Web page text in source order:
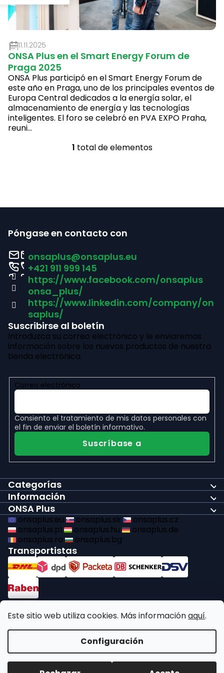
Este sitio web utiliza cookies. Más informaciónaquí.
Configuración
e
a
r
t
í
c
u
l
ONSA Plus en el Smart Energy Forum de
Praga 2025
11.11.2025
ONSA Plus participó en el Smart Energy Forum de
este año en Praga, uno de los principales eventos de
Europa Central dedicados a la energía solar, el
almacenamiento de energía y las tecnologías
inteligentes. El foro se celebró en PVA EXPO Praha,
reuni...
C
o
e
s
d
e
i
a
o
1 total de elementos
á
g
Póngase en contacto con
onsaplus@onsaplus.eu
+421 911 999 145
https://www.facebook.com/onsaplus
onsa_plus/
https://www.linkedin.com/company/on
saplus/
Suscribirse al boletín
Introduzca su correo electrónico y le enviaremos
información sobre los nuevos productos de nuestra
tienda electrónica.
Correo electrónico
Consiento el tratamiento de mis datos personales con
el fin de enviar el boletín informativo.
Suscríbase a
Categorías
Información
ONSA Plus
onsaplus.eu onsaplus.sk
onsaplus.cz
onsaplus.pl
onsaplus.hu
onsaplus.de
onsaplus.ro
onsaplus.bg
Transportistas
Pagos
Copyright 2026ONSA Plus . Todos los derechos reservados.